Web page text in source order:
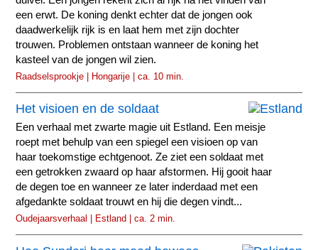
een erwt. De koning denkt echter dat de jongen ook
daadwerkelijk rijk is en laat hem met zijn dochter
trouwen. Problemen ontstaan wanneer de koning het
kasteel van de jongen wil zien.
Raadselsprookje | Hongarije | ca. 10 min.
Het visioen en de soldaat
Een verhaal met zwarte magie uit Estland. Een meisje
roept met behulp van een spiegel een visioen op van
haar toekomstige echtgenoot. Ze ziet een soldaat met
een getrokken zwaard op haar afstormen. Hij gooit haar
de degen toe en wanneer ze later inderdaad met een
afgedankte soldaat trouwt en hij die degen vindt...
Oudejaarsverhaal | Estland | ca. 2 min.